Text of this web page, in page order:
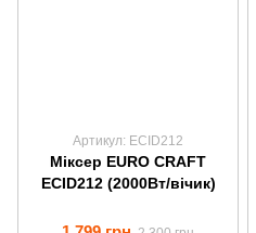
Артикул: ECID212
Міксер EURO CRAFT
ECID212 (2000Вт/вічик)